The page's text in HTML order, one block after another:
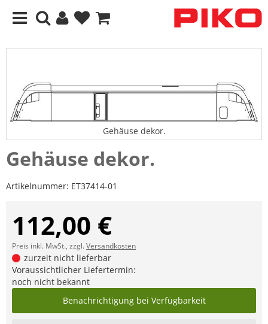
Gehäuse dekor.
Gehäuse dekor.
Artikelnummer: ET37414-01
112,00 €
Preis inkl. MwSt., zzgl.Versandkosten
zurzeit nicht lieferbar
Voraussichtlicher Liefertermin:
noch nicht bekannt
Benachrichtigung bei Verfügbarkeit